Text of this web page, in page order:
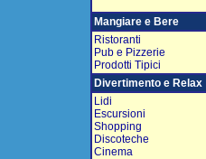
Mangiare e Bere
Ristoranti
Pub e Pizzerie
Prodotti Tipici
Divertimento e Relax
Lidi
Escursioni
Shopping
Discoteche
Cinema